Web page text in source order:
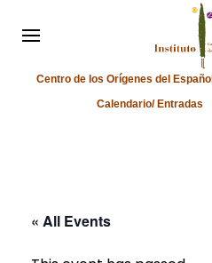
Centro de los Orígenes del Español
Calendario/ Entradas
« All Events